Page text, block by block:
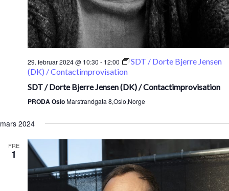
29. februar 2024 @ 10:30 - 12:00
SDT / Dorte Bjerre Jensen
(DK) / Contactimprovisation
SDT / Dorte Bjerre Jensen (DK) / Contactimprovisation
PRODA OsloMarstrandgata 8,Oslo,Norge
mars 2024
FRE
1